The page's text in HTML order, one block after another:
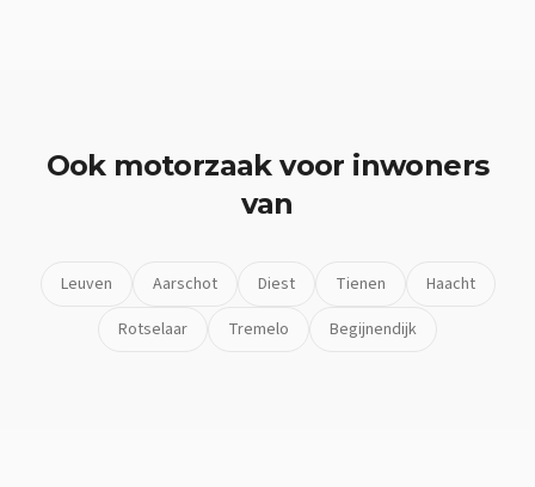
Ook motorzaakvoor inwoners
van
Leuven Aarschot Diest Tienen
Haacht
Rotselaar
Tremelo Begijnendijk